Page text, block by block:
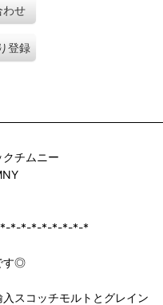
わせ
登録
クチムニー
*-*-*-*-*-*-*-*
す◎
スコッチモルトとグレイン